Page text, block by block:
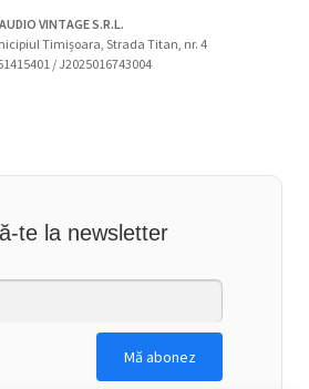
AUDIO VINTAGE S.R.L.
Timișoara, Strada Titan, nr. 4
/ J2025016743004
te la newsletter